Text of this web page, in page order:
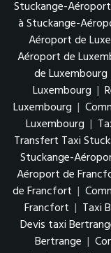
Stuckange-
à Stuckange-
Aéroport de
Aéroport de
de Luxembourg
Luxembourg |
Luxembourg |
Luxembourg |
Transfert Taxi
Stuckange-
Aéroport de
de Francfort |
Francfort | Taxi
Devis taxi
Bertrange |